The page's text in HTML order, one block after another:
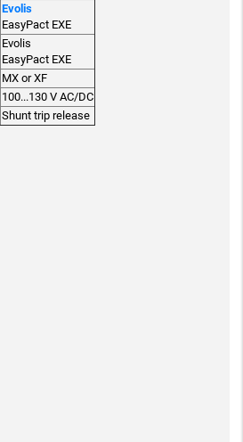
Evolis
EasyPact EXE
Evolis
EasyPact EXE
MX or XF
100...130 V AC/DC
Shunt trip release